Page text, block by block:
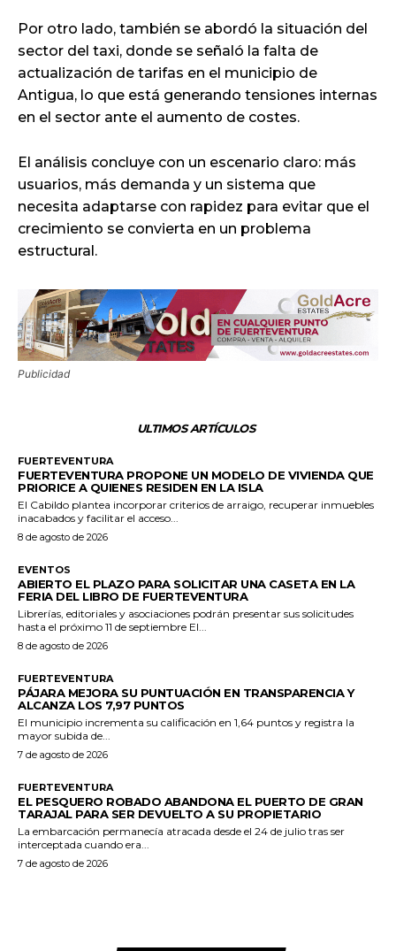
Por otro lado, también se abordó la situación del
sector del taxi, donde se señaló la falta de
actualización de tarifas en el municipio de
Antigua, lo que está generando tensiones internas
en el sector ante el aumento de costes.
El análisis concluye con un escenario claro: más
usuarios, más demanda y un sistema que
necesita adaptarse con rapidez para evitar que el
crecimiento se convierta en un problema
estructural.
Publicidad
ULTIMOS ARTÍCULOS
FUERTEVENTURA
FUERTEVENTURA PROPONE UN MODELO DE VIVIENDA QUE
PRIORICE A QUIENES RESIDEN EN LA ISLA
El Cabildo plantea incorporar criterios de arraigo, recuperar inmuebles
inacabados y facilitar el acceso...
8 de agosto de 2026
EVENTOS
ABIERTO EL PLAZO PARA SOLICITAR UNA CASETA EN LA
FERIA DEL LIBRO DE FUERTEVENTURA
Librerías, editoriales y asociaciones podrán presentar sus solicitudes
hasta el próximo 11 de septiembre El...
8 de agosto de 2026
FUERTEVENTURA
PÁJARA MEJORA SU PUNTUACIÓN EN TRANSPARENCIA Y
ALCANZA LOS 7,97 PUNTOS
El municipio incrementa su calificación en 1,64 puntos y registra la
mayor subida de...
7 de agosto de 2026
FUERTEVENTURA
EL PESQUERO ROBADO ABANDONA EL PUERTO DE GRAN
TARAJAL PARA SER DEVUELTO A SU PROPIETARIO
La embarcación permanecía atracada desde el 24 de julio tras ser
interceptada cuando era...
7 de agosto de 2026